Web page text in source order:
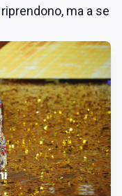
ma a se